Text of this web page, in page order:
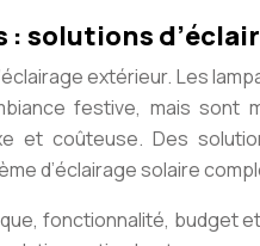
solutions
extérieur. Les
festive, mais
et coûteuse. Des
d’éclairage solaire
fonctionnalité, budget